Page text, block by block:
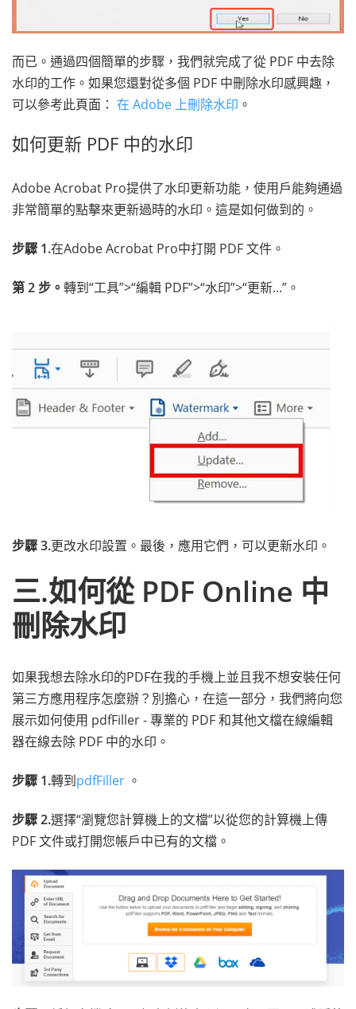
而已。通過四個簡單的步驟，我們就完成了從 PDF 中去除
水印的工作。如果您還對從多個 PDF 中刪除水印感興趣，
可以參考此頁面： 在 Adobe 上刪除水印 。
如何更新 PDF 中的水印
Adobe Acrobat Pro提供了水印更新功能，使用戶能夠通過
非常簡單的點擊來更新過時的水印。這是如何做到的。
步驟 1.在Adobe Acrobat Pro中打開 PDF 文件。
第 2 步。 轉到“工具”>“編輯 PDF”>“水印”>“更新...”。
步驟 3.更改水印設置。最後，應用它們，可以更新水印。
三.如何從 PDF Online 中
刪除水印
如果我想去除水印的PDF在我的手機上並且我不想安裝任何
第三方應用程序怎麼辦？別擔心，在這一部分，我們將向您
展示如何使用 pdfFiller - 專業的 PDF 和其他文檔在線編輯
器在線去除 PDF 中的水印。
步驟 1.轉到pdfFiller 。
步驟 2.選擇“瀏覽您計算機上的文檔”以從您的計算機上傳
PDF 文件或打開您帳戶中已有的文檔。